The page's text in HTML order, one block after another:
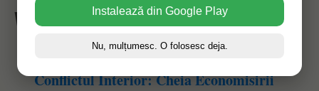
Vezi Și Alte Articole Similare:
Medității zilnice cu Krishnamurti –
Conflictul Interior: Cheia Economisirii
Instalează din Google Play
Nu, mulțumesc. O folosesc deja.